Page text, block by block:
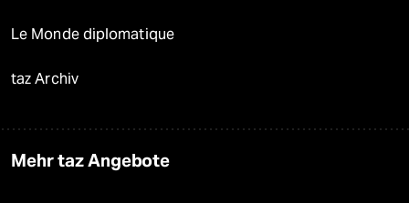
Le Monde diplomatique
taz Archiv
Mehr taz Angebote